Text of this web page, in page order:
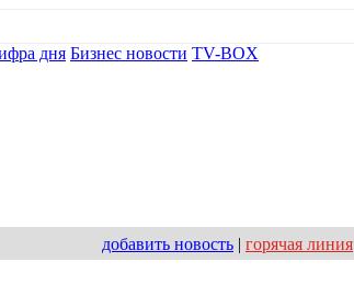
дня Бизнес новости TV-BOX
добавить новость | горячая линия